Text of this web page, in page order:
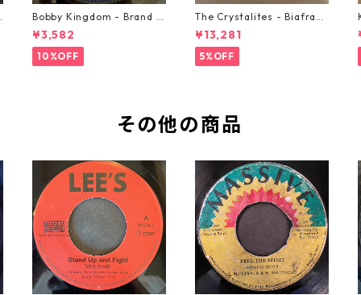
Bobby Kingdom - Brand N
ew Automobile【7-2088
9】
¥3,582
10%OFF
The Crystalites - Biafra
【7-21293】
¥13,281
5%OFF
その他の商品